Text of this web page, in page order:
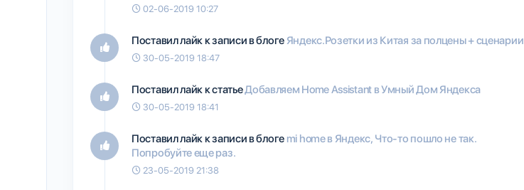
02-06-2019 10:27
Поставил лайк к записи в блоге Яндекс.Розетки из Китая за полцены + сценарии
30-05-2019 18:47
Поставил лайк к статьеДобавляем Home Assistant в Умный Дом Яндекса
30-05-2019 18:41
Поставил лайк к записи в блоге mi home в Яндекс, Что-то пошло не так.
Попробуйте еще раз.
23-05-2019 21:38